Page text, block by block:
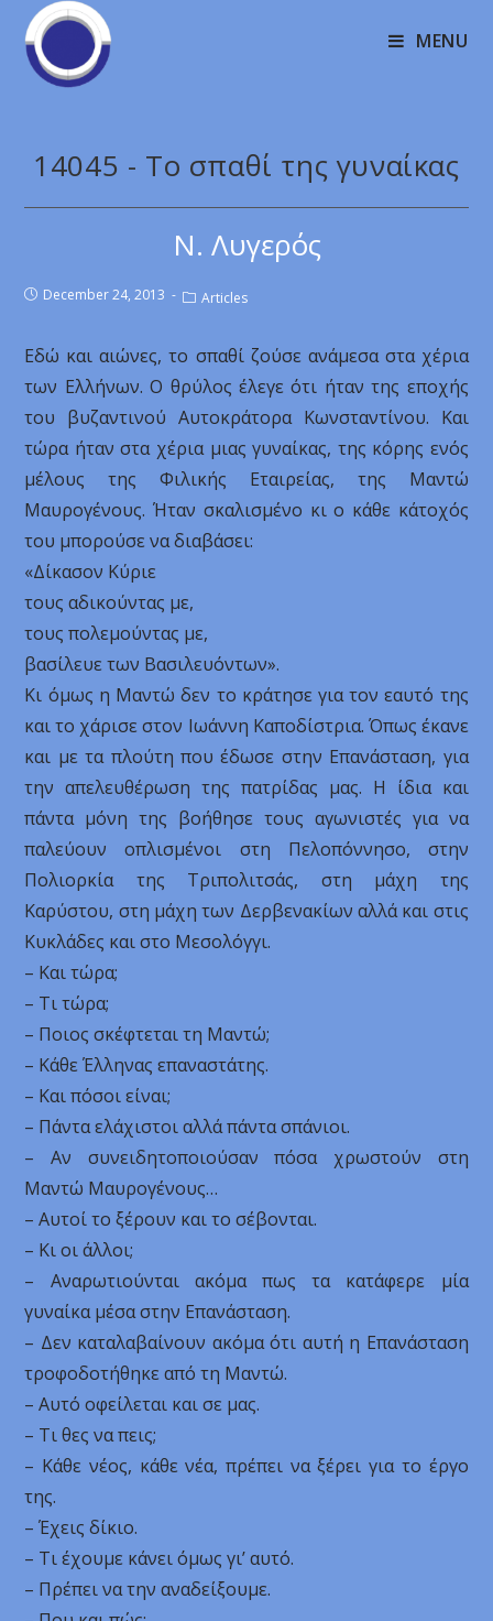
MENU
14045 - Το σπαθί της γυναίκας
Ν. Λυγερός
December 24, 2013 Articles
Εδώ και αιώνες, το σπαθί ζούσε ανάμεσα στα χέρια
των Ελλήνων. Ο θρύλος έλεγε ότι ήταν της εποχής
του βυζαντινού Αυτοκράτορα Κωνσταντίνου. Και
τώρα ήταν στα χέρια μιας γυναίκας, της κόρης ενός
μέλους της Φιλικής Εταιρείας, της Μαντώ
Μαυρογένους. Ήταν σκαλισμένο κι ο κάθε κάτοχός
του μπορούσε να διαβάσει:
«Δίκασον Κύριε
τους αδικούντας με,
τους πολεμούντας με,
βασίλευε των Βασιλευόντων».
Κι όμως η Μαντώ δεν το κράτησε για τον εαυτό της
και το χάρισε στον Ιωάννη Καποδίστρια. Όπως έκανε
και με τα πλούτη που έδωσε στην Επανάσταση, για
την απελευθέρωση της πατρίδας μας. Η ίδια και
πάντα μόνη της βοήθησε τους αγωνιστές για να
παλεύουν οπλισμένοι στη Πελοπόννησο, στην
Πολιορκία της Τριπολιτσάς, στη μάχη της
Καρύστου, στη μάχη των Δερβενακίων αλλά και στις
Κυκλάδες και στο Μεσολόγγι.
– Και τώρα;
– Τι τώρα;
– Ποιος σκέφτεται τη Μαντώ;
– Κάθε Έλληνας επαναστάτης.
– Και πόσοι είναι;
– Πάντα ελάχιστοι αλλά πάντα σπάνιοι.
– Αν συνειδητοποιούσαν πόσα χρωστούν στη
Μαντώ Μαυρογένους…
– Αυτοί το ξέρουν και το σέβονται.
– Κι οι άλλοι;
– Αναρωτιούνται ακόμα πως τα κατάφερε μία
γυναίκα μέσα στην Επανάσταση.
– Δεν καταλαβαίνουν ακόμα ότι αυτή η Επανάσταση
τροφοδοτήθηκε από τη Μαντώ.
– Αυτό οφείλεται και σε μας.
– Τι θες να πεις;
– Κάθε νέος, κάθε νέα, πρέπει να ξέρει για το έργο
της.
– Έχεις δίκιο.
– Τι έχουμε κάνει όμως γι’ αυτό.
– Πρέπει να την αναδείξουμε.